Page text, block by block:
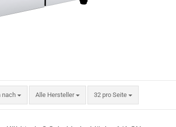
nach
nach Alle Hersteller 32 pro Seite
pro Seite